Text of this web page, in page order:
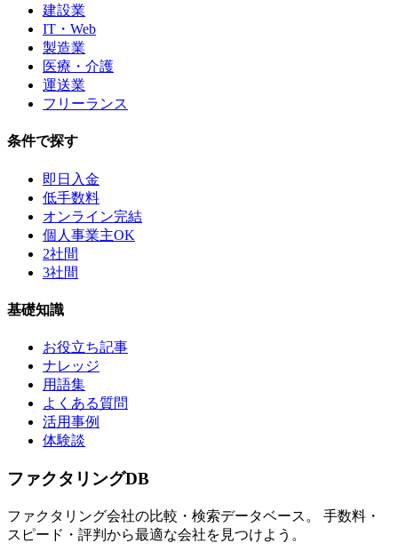
建設業
IT・Web
製造業
医療・介護
運送業
フリーランス
条件で探す
即日入金
低手数料
オンライン完結
個人事業主OK
2社間
3社間
基礎知識
お役立ち記事
ナレッジ
用語集
よくある質問
活用事例
体験談
ファクタリングDB
ファクタリング会社の比較・検索データベース。 手数料・
スピード・評判から最適な会社を見つけよう。